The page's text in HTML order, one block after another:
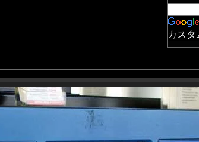
カスタ